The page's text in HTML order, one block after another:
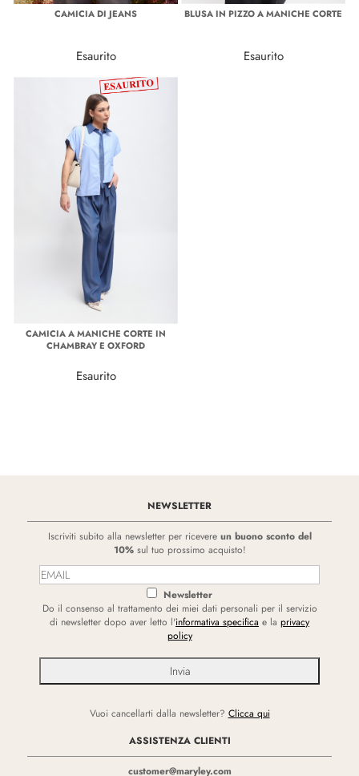
CAMICIA DI JEANS
Esaurito
BLUSA IN PIZZO A MANICHE CORTE
Esaurito
CAMICIA A MANICHE CORTE IN
CHAMBRAY E OXFORD
Esaurito
NEWSLETTER
Iscriviti subito alla newsletter per ricevere un buono sconto del
10%sul tuo prossimo acquisto!
Newsletter
Do il consenso al trattamento dei miei dati personali per il servizio
di newsletter dopo aver letto l'informativa specifica e la privacy
policy
Vuoi cancellarti dalla newsletter? Clicca qui
ASSISTENZA CLIENTI
customer@maryley.com